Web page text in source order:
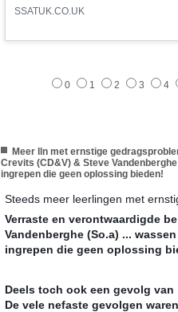
SSATUK.CO.UK
0 1 2 3 4
Meer lln met ernstige
Crevits (CD&V) & Steve
ingrepen die geen oplossing bieden!
Steeds meer leerlingen met
Verraste en verontwaardigde
Vandenberghe (So.a) ...
ingrepen die geen oplossing
Deels toch ook een gevolg
De vele nefaste gevolgen